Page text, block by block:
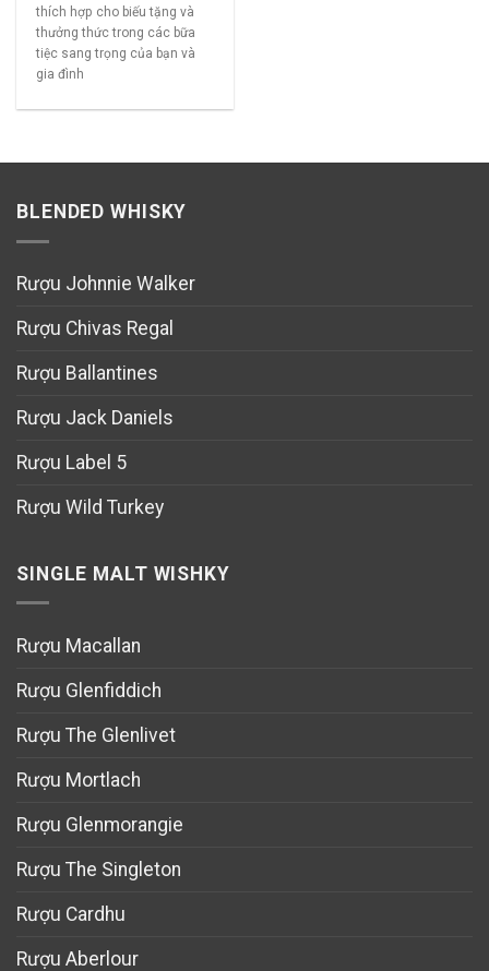
thích hợp cho biếu tặng và
thưởng thức trong các bữa
tiệc sang trọng của bạn và
gia đình
BLENDED WHISKY
Rượu Johnnie Walker
Rượu Chivas Regal
Rượu Ballantines
Rượu Jack Daniels
Rượu Label 5
Rượu Wild Turkey
SINGLE MALT WISHKY
Rượu Macallan
Rượu Glenfiddich
Rượu The Glenlivet
Rượu Mortlach
Rượu Glenmorangie
Rượu The Singleton
Rượu Cardhu
Rượu Aberlour